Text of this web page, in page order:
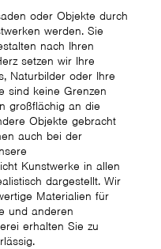
oder Objekte durch
werden. Sie
nach Ihren
setzen wir Ihre
Naturbilder oder Ihre
sind keine Grenzen
großflächig an die
Objekte gebracht
auch bei der
Kunstwerke in allen
dargestellt. Wir
Materialien für
und anderen
erhalten Sie zu